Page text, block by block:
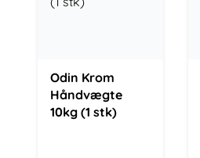
Odin Krom
Håndvægte
10kg (1 stk)